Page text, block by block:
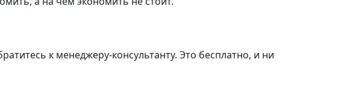
к менеджеру-консультанту. Это бесплатно, и ни